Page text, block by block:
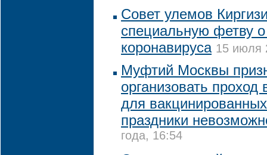
Совет улемов
специальную фетву
коронавируса 15 июля
Муфтий Москвы
организовать проход
для
праздники
года, 16:54